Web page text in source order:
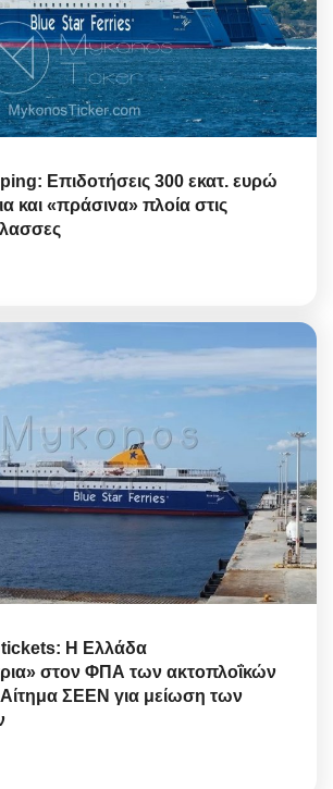
Επιδοτήσεις 300 εκατ. ευρώ
και «πράσινα» πλοία στις
Η Ελλάδα
στον ΦΠΑ των ακτοπλοΐκών
Αίτημα ΣΕΕΝ για μείωση των